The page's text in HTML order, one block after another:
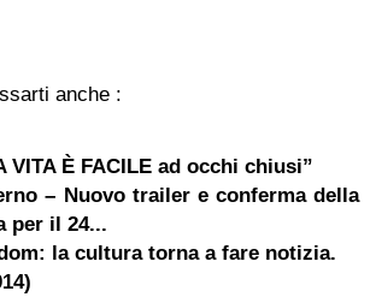
anche :
VITA È FACILE ad occhi chiusi”
– Nuovo trailer e conferma della
per il 24...
la cultura torna a fare notizia.